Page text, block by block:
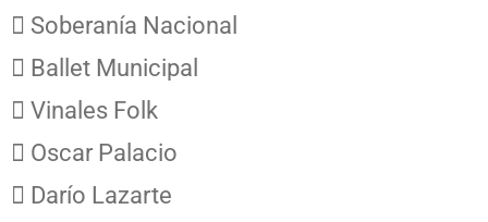
 Soberanía Nacional
 Ballet Municipal
 Vinales Folk
 Oscar Palacio
 Darío Lazarte